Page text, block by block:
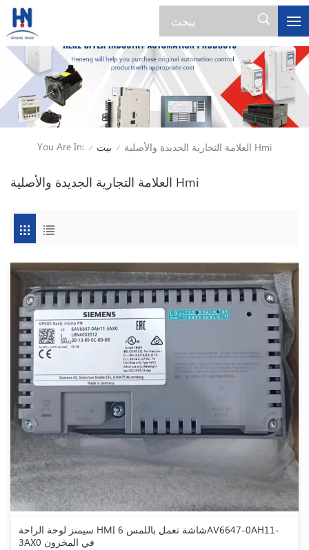
You Are In: / بيت / العلامة التجارية الجديدة والأصلية Hmi
العلامة التجارية الجديدة والأصلية Hmi
سيمنز لوحة الراحة HMI شاشة تعمل باللمس 6AV6647-0AH11-
3AX0 في المخزون